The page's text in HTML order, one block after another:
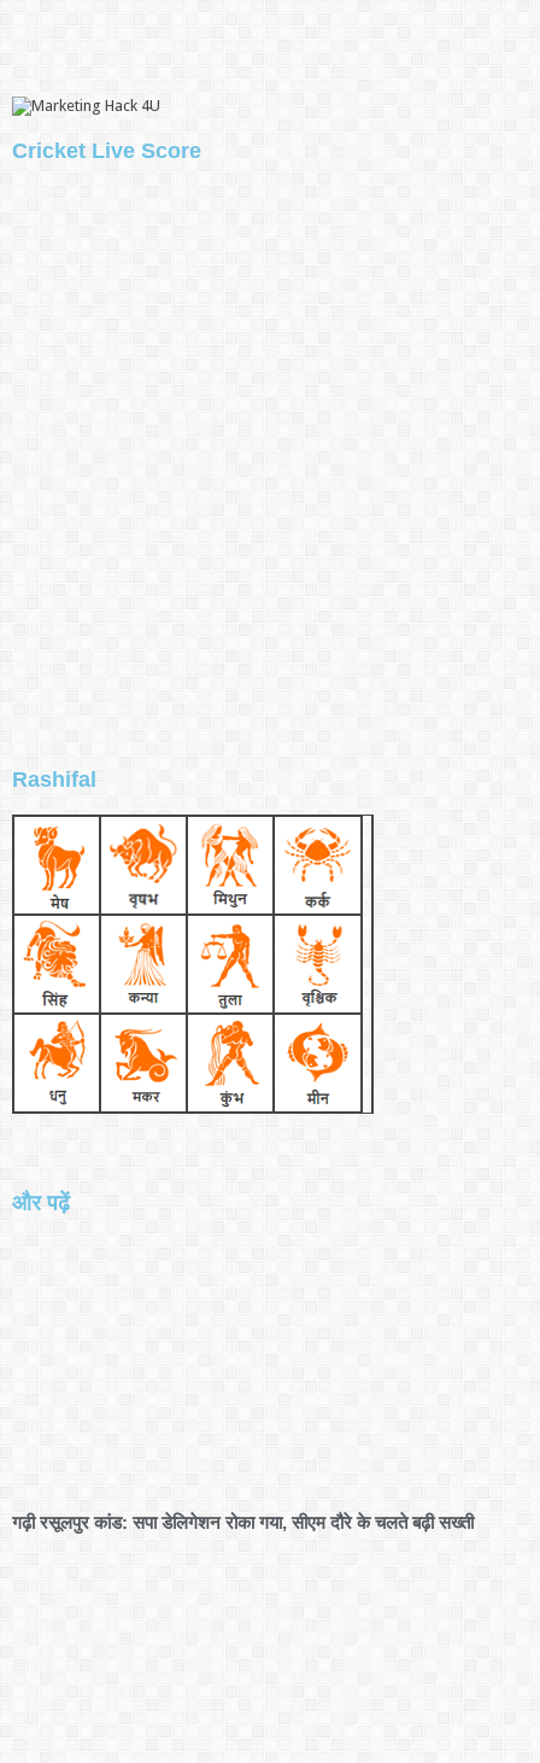
Cricket Live Score
Rashifal
और पढ़ें
गढ़ी रसूलपुर कांड: सपा डेलिगेशन रोका गया, सीएम दौरे के चलते बढ़ी सख्ती